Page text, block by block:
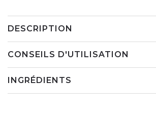
DESCRIPTION
CONSEILS D'UTILISATION
INGRÉDIENTS